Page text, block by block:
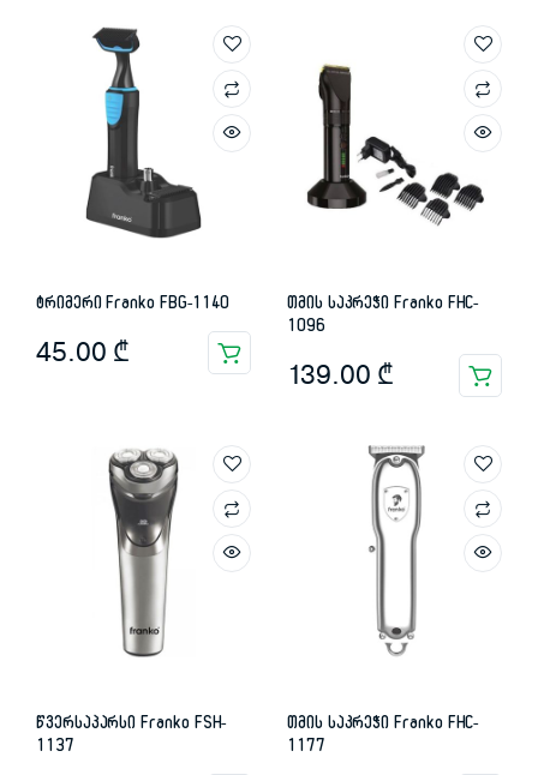
ტრიმერი Franko FBG-1140
45.00 ₾
თმის საკრეჭი Franko FHC-
1096
139.00 ₾
წვერსაპარსი Franko FSH-
1137
თმის საკრეჭი Franko FHC-
1177